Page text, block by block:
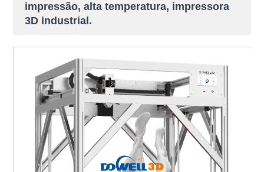
impressão, alta temperatura, impressora
3D industrial.